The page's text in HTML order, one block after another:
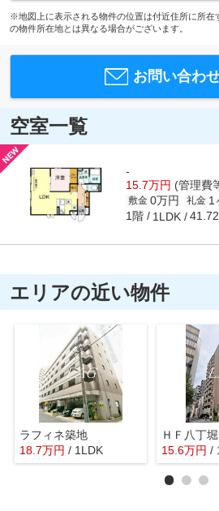
※地図上に表示される物件の位置は付近住所に所在
の物件所在地とは異なる場合がございます。
お問い合わ
空室一覧
-
15.7万円 (管理費
敷金 0万円 礼金 1
1階 1LDK
エリアの近い物件
ラフィネ築地
18.7万円 / 1LDK
15.6万円 /